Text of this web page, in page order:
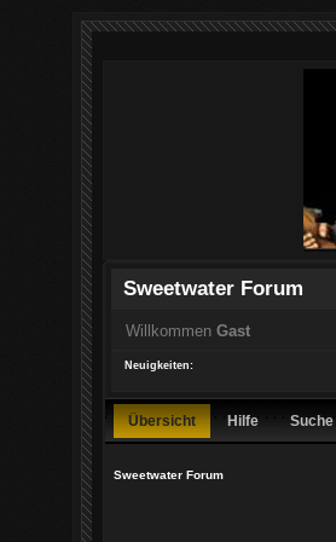
Sweetwater Forum
Willkommen Gast
Neuigkeiten:
Übersicht Hilfe Suche
Sweetwater Forum